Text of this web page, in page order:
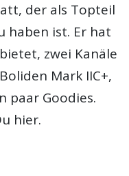
der als Topteil
haben ist. Er hat
zwei Kanäle
Mark IIC+,
paar Goodies.
hier.